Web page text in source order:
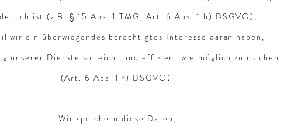
ist (z.B. § 15 Abs. 1 TMG; Art. 6 Abs. 1 b) DSGVO),
wir ein überwiegendes berechtigtes Interesse daran haben,
unserer Dienste so leicht und effizient wie möglich zu machen
(Art. 6 Abs. 1 f) DSGVO).
Wir speichern diese Daten,